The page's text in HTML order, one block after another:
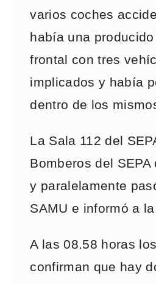
varios coches
había una
frontal con tres
implicados y había
dentro de los
La Sala 112 del
Bomberos del SEPA
y paralelamente
SAMU e informó a
A las 08.58 horas
confirman que hay